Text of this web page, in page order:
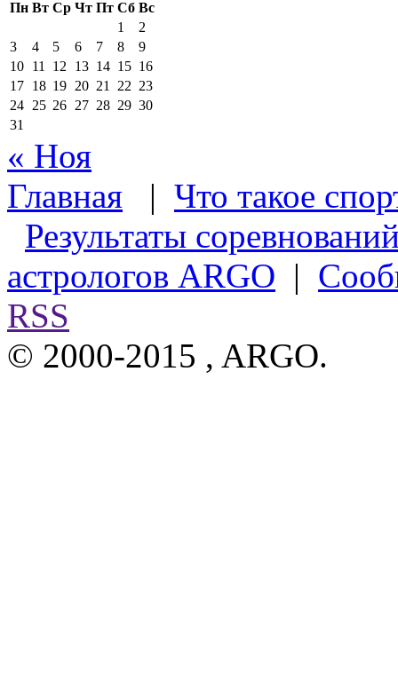
Пн Вт Ср Чт Пт Сб Вс
1
2
3
4 5 6 7 8
9
10 11 12 13 14 15 16
17 18 19 20 21 22 23
24 25 26 27 28 29 30
31
« Ноя
Главная | Что такое
Результаты
астрологов ARGO |
RSS
© 2000-2015 , ARGO.